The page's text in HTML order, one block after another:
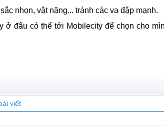
thiết bởi vì cho dù kính lưng có chịu lực
ngoài quá lớn thì việc nứt, vỡ mặt kính
kính lưng, nắp lưng Oppo A72 mới
nhọn, vật nặng... tránh các va đập mạnh.
ở đâu có thể tới Mobilecity để chọn cho